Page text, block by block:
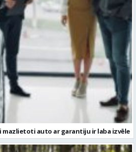
mazlietoti auto ar garantiju ir laba izvēle